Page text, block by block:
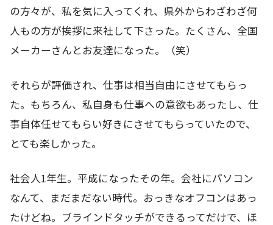
の方々が、私を気に入ってくれ、県外からわざわざ何
人もの方が挨拶に来社して下さった。たくさん、全国
メーカーさんとお友達になった。（笑）
それらが評価され、仕事は相当自由にさせてもらっ
た。もちろん、私自身も仕事への意欲もあったし、仕
事自体任せてもらい好きにさせてもらっていたので、
とても楽しかった。
社会人1年生。平成になったその年。会社にパソコン
なんて、まだまだない時代。おっきなオフコンはあっ
たけどね。ブラインドタッチができるってだけで、ほ